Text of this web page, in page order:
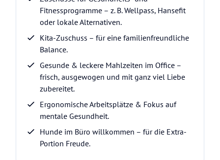
Fitnessprogramme – z. B. Wellpass, Hansefit
oder lokale Alternativen.
Kita-Zuschuss – für eine familienfreundliche
Balance.
Gesunde & leckere Mahlzeiten im Office –
frisch, ausgewogen und mit ganz viel Liebe
zubereitet.
Ergonomische Arbeitsplätze & Fokus auf
mentale Gesundheit.
Hunde im Büro willkommen – für die Extra-
Portion Freude.